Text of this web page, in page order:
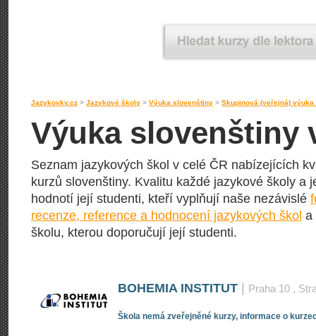
Jazykovky.cz > Jazykové školy > Výuka slovenštiny > Skupinová (veřejná)
Výuka slovenštiny
Seznam jazykových škol v celé ČR nabízejících
kurzů slovenštiny. Kvalitu každé jazykové školy a
hodnotí její studenti, kteří vyplňují naše nezávislé
recenze, reference a hodnocení jazykových škol a
školu, kterou doporučují její studenti.
BOHEMIA INSTITUT Praha 10 ,
Škola nemá zveřejněné kurzy, informace o